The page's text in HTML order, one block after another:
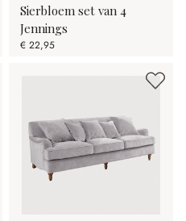
Sierbloem set van 4
Jennings
€ 22,95